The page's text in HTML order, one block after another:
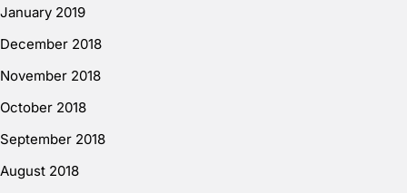
January 2019
December 2018
November 2018
October 2018
September 2018
August 2018